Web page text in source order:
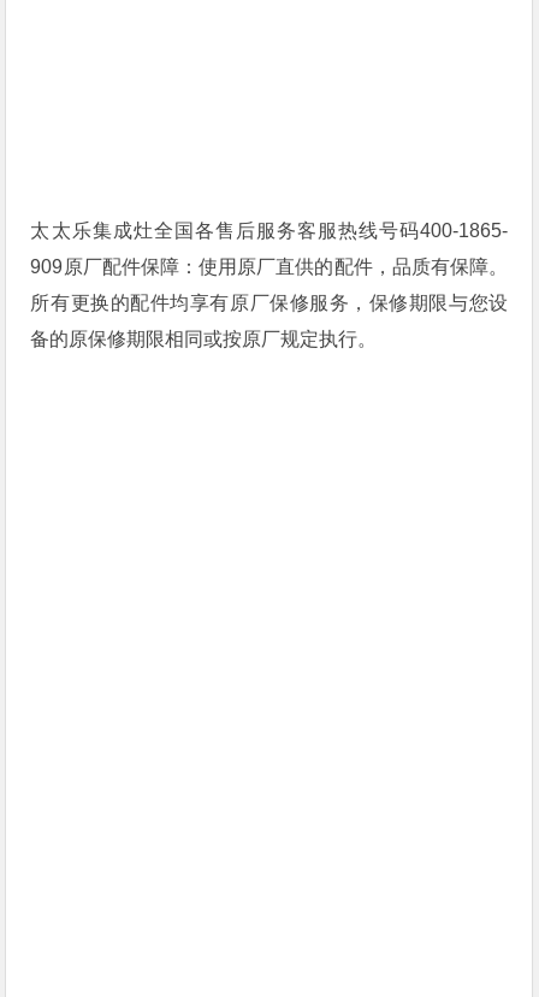
太太乐集成灶全国各售后服务客服热线号码400-1865-
909原厂配件保障：使用原厂直供的配件，品质有保障。
所有更换的配件均享有原厂保修服务，保修期限与您设
备的原保修期限相同或按原厂规定执行。